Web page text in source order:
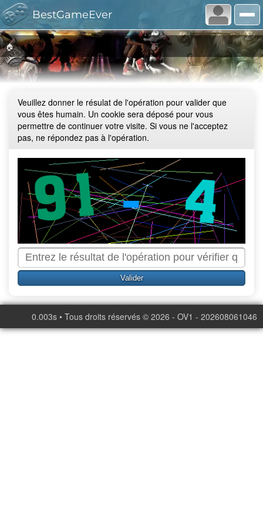
BestGameEver
🏠
Veuillez donner le résulat de l'opération pour valider que
vous êtes humain. Un cookie sera déposé pour vous
permettre de continuer votre visite. Si vous ne l'acceptez
pas, ne répondez pas à l'opération.
0.003s • Tous droits réservés © 2026 - OV1 - 202608061046